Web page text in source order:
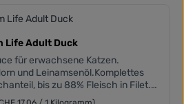
Life Adult Duck
für erwachsene Katzen.
und Leinamsenöl.Komplettes
bis zu 88% Fleisch in Filet.
Hinzugefügtes Taurin.